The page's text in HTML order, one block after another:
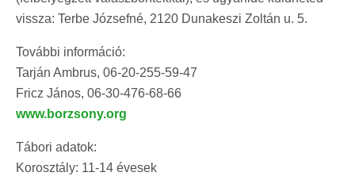
vissza: Terbe Józsefné, 2120 Dunakeszi Zoltán u. 5.
További információ:
Tarján Ambrus, 06-20-255-59-47
Fricz János, 06-30-476-68-66
www.borzsony.org
Tábori adatok:
Korosztály: 11-14 évesek